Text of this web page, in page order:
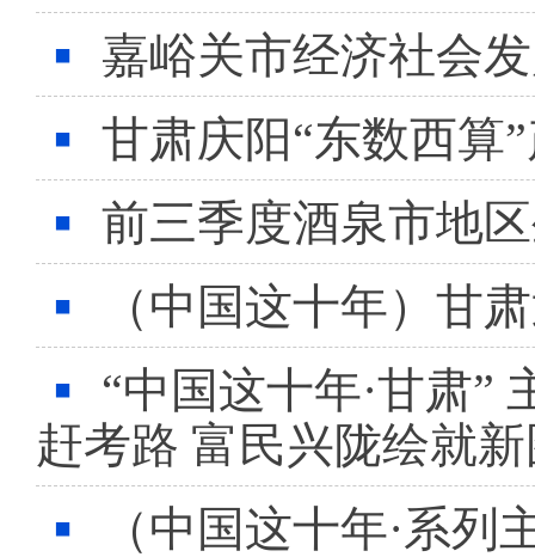
嘉峪关市经济社会
甘肃庆阳“东数西算
前三季度酒泉市地
（中国这十年）甘
“中国这十年·甘肃”
赶考路 富民兴陇绘就
（中国这十年·系